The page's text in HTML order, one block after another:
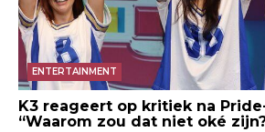
ENTERTAINMENT
K3 reageert op kritiek na
“Waarom zou dat niet oké